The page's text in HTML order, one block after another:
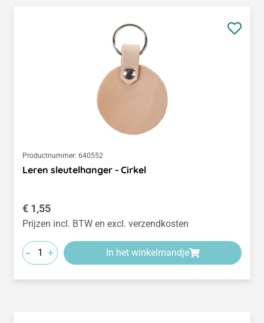
Productnummer: 640552
Leren sleutelhanger - Cirkel
Normale prijs:
€ 1,55
Prijzen incl. BTW en excl. verzendkosten
- + In het winkelmandje